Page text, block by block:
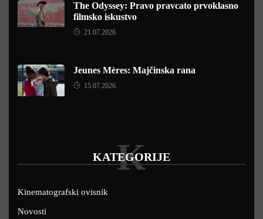
The Odyssey: Pravo pravcato prvoklasno
filmsko iskustvo
21.07.2026.
Jeunes Mères: Majčinska rana
15.07.2026.
KATEGORIJE
K
Kinematografski ovisnik
Novosti